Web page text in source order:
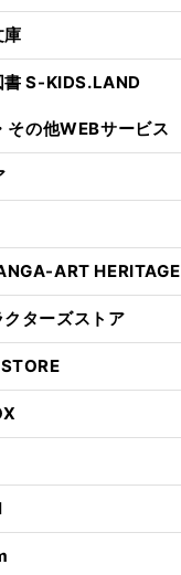
庫
書 S-KIDS.LAND
その他WEBサービス
ART HERITAGE
ターズストア